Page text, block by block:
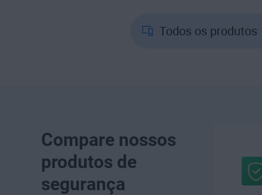
Todos os produtos
Compare nossos
produtos de
segurança